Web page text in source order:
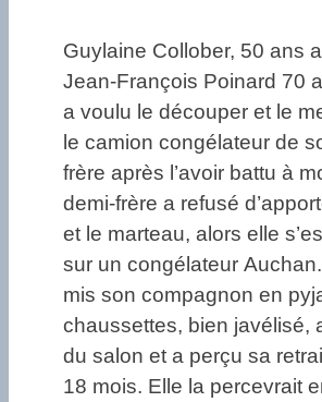
Guylaine Collober, 50 ans
Jean-François Poinard 70
a voulu le découper et le
le camion congélateur de
frère après l’avoir battu à
demi-frère a refusé
et le marteau, alors elle
sur un congélateur
mis son compagnon en
chaussettes, bien javélisé,
du salon et a perçu sa
18 mois. Elle la percevrait